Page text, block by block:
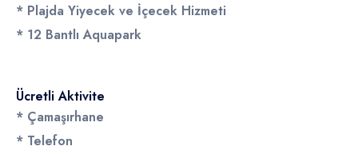
* Plajda Yiyecek ve İçecek Hizmeti
* 12 Bantlı Aquapark
Ücretli Aktivite
* Çamaşırhane
* Telefon